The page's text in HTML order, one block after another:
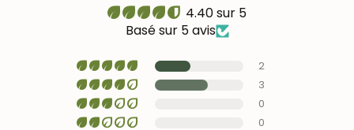
4.40 sur 5
Basé sur 5 avis
2
3
0
0